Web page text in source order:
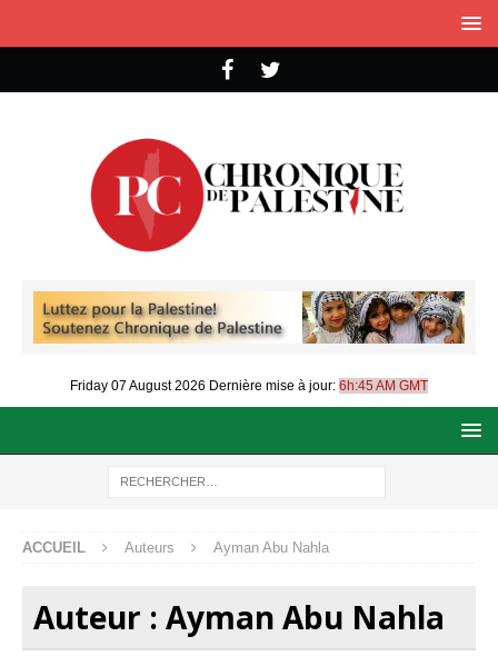
Friday 07 August 2026 Dernière mise à jour: 6h:45 AM GMT
ACCUEIL Auteurs Ayman Abu Nahla
Auteur : Ayman Abu Nahla